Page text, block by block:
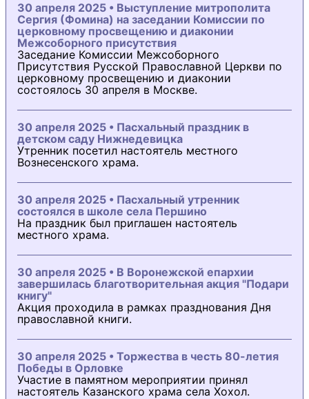
30 апреля 2025 • Выступление митрополита
Сергия (Фомина) на заседании Комиссии по
церковному просвещению и диаконии
Межсоборного присутствия
Заседание Комиссии Межсоборного
Присутствия Русской Православной Церкви по
церковному просвещению и диаконии
состоялось 30 апреля в Москве.
30 апреля 2025 • Пасхальный праздник в
детском саду Нижнедевицка
Утренник посетил настоятель местного
Вознесенского храма.
30 апреля 2025 • Пасхальный утренник
состоялся в школе села Першино
На праздник был приглашен настоятель
местного храма.
30 апреля 2025 • В Воронежской епархии
завершилась благотворительная акция "Подари
книгу"
Акция проходила в рамках празднования Дня
православной книги.
30 апреля 2025 • Торжества в честь 80-летия
Победы в Орловке
Участие в памятном мероприятии принял
настоятель Казанского храма села Хохол.